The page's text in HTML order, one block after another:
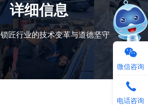
详细信息
锁匠行业的技术变革与道德坚守
微信咨询
电话咨询